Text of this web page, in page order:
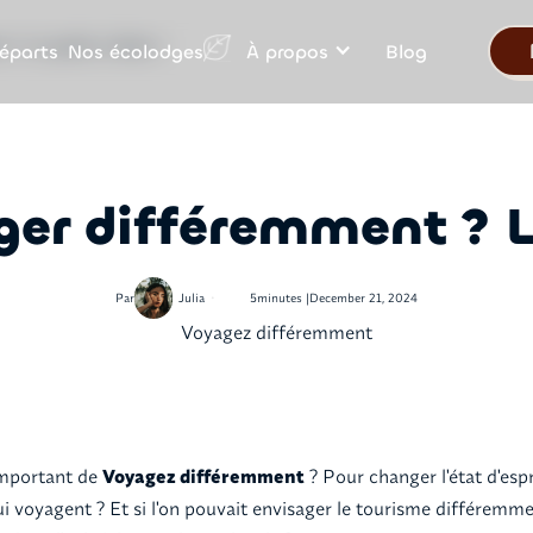
Nos écolodges À propos Blog
? Le guide ultime !
différemment ?
Par Julia 5minutes |December 21, 2024
deVoyagez différemment ? Pour changer l'état
voyagent ? Et si l'on pouvait envisager le tourisme